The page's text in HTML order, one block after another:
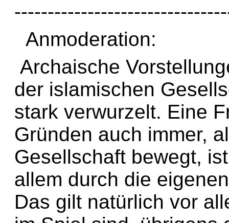
Anmoderation:
Archaische
der islamischen
stark verwurzelt. Eine
Gründen auch immer,
Gesellschaft bewegt,
allem durch die
Das gilt natürlich vor